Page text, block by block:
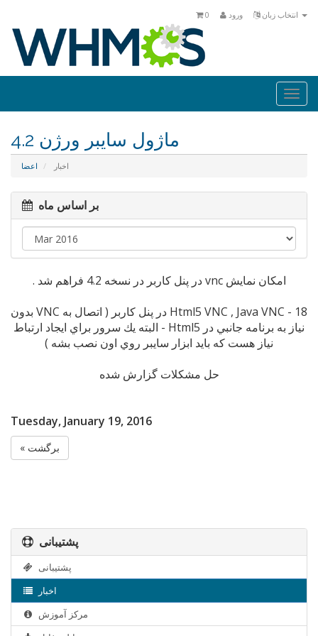
ورود 0
ماژول سايبر ورژن 4.2
اعضا اخبار
بر اساس ماه
امكان نمايش vnc در پنل كاربر در نسخه 4.2 فراهم شد .
18 - Html5 VNC , Java VNC در پنل كاربر ( اتصال به VNC بدون
نياز به برنامه جانبي در Html5 - البته يك سرور براي ايجاد ارتباط
نياز هست كه بايد ابزار سايبر روي اون نصب بشه )
حل مشكلات گزارش شده
Tuesday, January 19, 2016
« برگشت
پشتیبانی
پشتیبانی
اخبار
مرکز آموزش